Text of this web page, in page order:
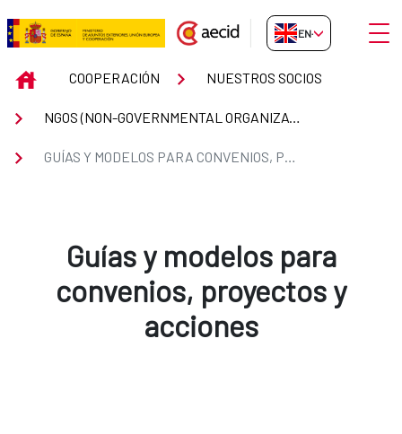
Skip to Main Content
Guías y modelos para
EN-GB
INICIOCOOPERACIÓN NUESTROS SOCIOS
NGOS (NON-GOVERNMENTAL ORGANIZATIONS)
GUÍAS Y MODELOS PARA CONVENIOS, PROYECTOS Y ACCIONES
Guías y modelos para
convenios, proyectos y
acciones